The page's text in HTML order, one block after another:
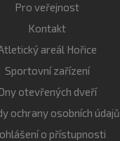
Pro veřejnost
Kontakt
areál Hořice
Sportovní zařízení
otevřených dveří
ochrany osobních údajů
o přístupnosti